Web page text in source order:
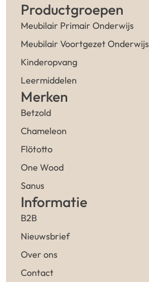
Productgroepen
Meubilair Primair Onderwijs
Meubilair Voortgezet Onderwijs
Kinderopvang
Leermiddelen
Merken
Betzold
Chameleon
Flötotto
One Wood
Sanus
Informatie
B2B
Nieuwsbrief
Over ons
Contact